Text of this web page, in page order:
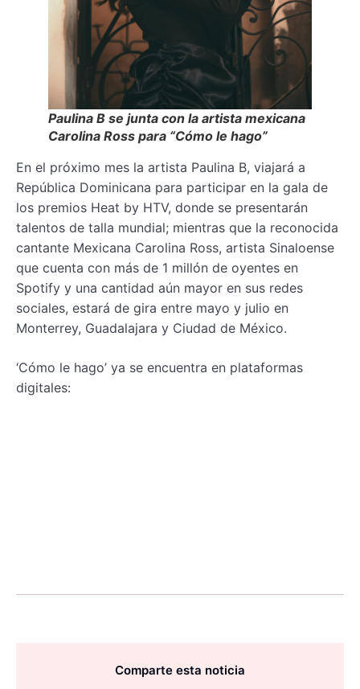
Paulina B se junta con la artista mexicana
Carolina Ross para “Cómo le hago”
En el próximo mes la artista Paulina B, viajará a
República Dominicana para participar en la gala de
los premios Heat by HTV, donde se presentarán
talentos de talla mundial; mientras que la reconocida
cantante Mexicana Carolina Ross, artista Sinaloense
que cuenta con más de 1 millón de oyentes en
Spotify y una cantidad aún mayor en sus redes
sociales, estará de gira entre mayo y julio en
Monterrey, Guadalajara y Ciudad de México.
‘Cómo le hago’ ya se encuentra en plataformas
digitales:
Comparte esta noticia